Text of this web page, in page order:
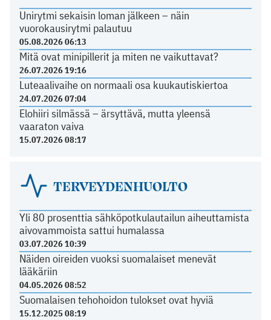
Unirytmi sekaisin loman jälkeen – näin
vuorokausirytmi palautuu
05.08.2026 06:13
Mitä ovat minipillerit ja miten ne vaikuttavat?
26.07.2026 19:16
Luteaalivaihe on normaali osa kuukautiskiertoa
24.07.2026 07:04
Elohiiri silmässä – ärsyttävä, mutta yleensä
vaaraton vaiva
15.07.2026 08:17
TERVEYDENHUOLTO
Yli 80 prosenttia sähköpotkulautailun aiheuttamista
aivovammoista sattui humalassa
03.07.2026 10:39
Näiden oireiden vuoksi suomalaiset menevät
lääkäriin
04.05.2026 08:52
Suomalaisen tehohoidon tulokset ovat hyviä
15.12.2025 08:19